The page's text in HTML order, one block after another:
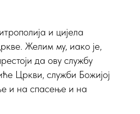
и цијела
Желим му, иако је,
да ову службу
Цркви, служби Божијој
и на спасење и на